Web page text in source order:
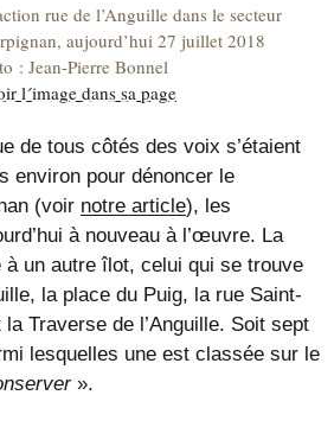
rue de l’Anguille dans le secteur
aujourd’hui 27 juillet 2018
: Jean-Pierre Bonnel
l´image dans sa page
de tous côtés des voix s’étaient
environ pour dénoncer le
(voir notre article), les
à nouveau à l’œuvre. La
à un autre îlot, celui qui se trouve
la place du Puig, la rue Saint-
Traverse de l’Anguille. Soit sept
lesquelles une est classée sur le
».